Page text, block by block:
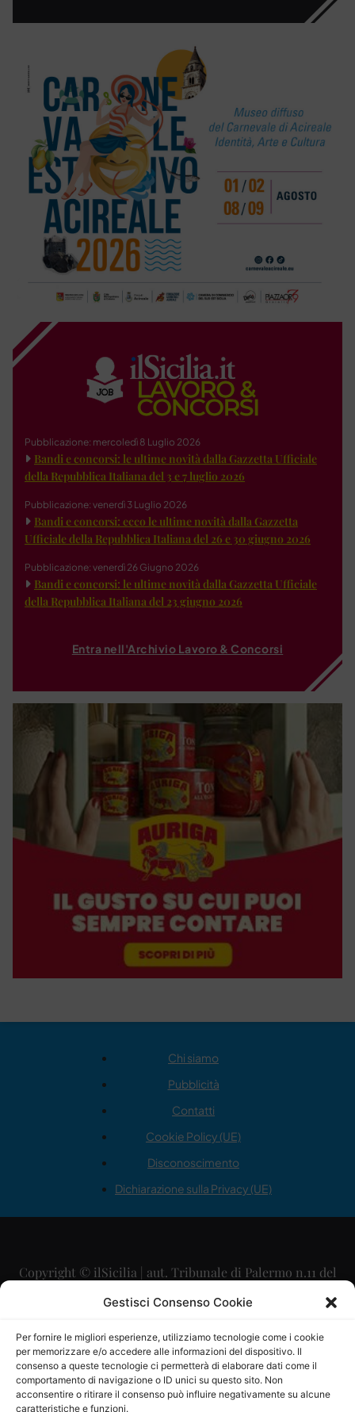
Gestisci Consenso Cookie
Per fornire le migliori esperienze, utilizziamo tecnologie come i cookie
per memorizzare e/o accedere alle informazioni del dispositivo. Il
consenso a queste tecnologie ci permetterà di elaborare dati come il
comportamento di navigazione o ID unici su questo sito. Non
acconsentire o ritirare il consenso può influire negativamente su alcune
caratteristiche e funzioni.
Pubblicazione: mercoledì 8 Luglio 2026
Bandi e concorsi: le ultime novità dalla Gazzetta Ufficiale
della Repubblica Italiana del 3 e 7 luglio 2026
Pubblicazione: venerdì 3 Luglio 2026
Bandi e concorsi: ecco le ultime novità dalla Gazzetta
Ufficiale della Repubblica Italiana del 26 e 30 giugno 2026
Pubblicazione: venerdì 26 Giugno 2026
Bandi e concorsi: le ultime novità dalla Gazzetta Ufficiale
della Repubblica Italiana del 23 giugno 2026
Entra nell'Archivio Lavoro & Concorsi
Chi siamo
Pubblicità
Contatti
Cookie Policy (UE)
Disconoscimento
Dichiarazione sulla Privacy (UE)
Copyright © ilSicilia | aut. Tribunale di Palermo n.11 del
29/09/2015
Direttore Editoriale: Maurizio Scaglione
Direttore Responsabile: Maria Calabrese